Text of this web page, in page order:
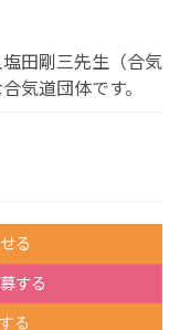
田剛三先生（合気
気道団体です。
る
する
る